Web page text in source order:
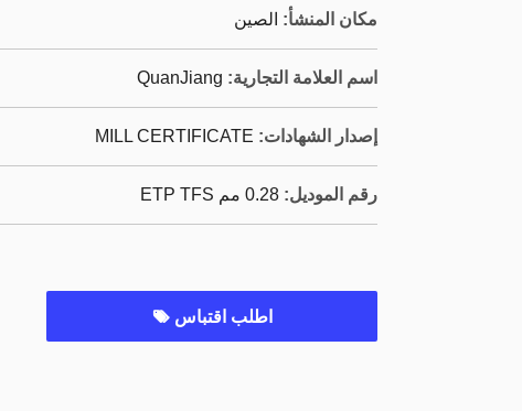
مكان المنشأ: الصين
اسم العلامة التجارية: QuanJiang
إصدار الشهادات: MILL CERTIFICATE
رقم الموديل: 0.28 مم ETP TFS
اطلب اقتباس